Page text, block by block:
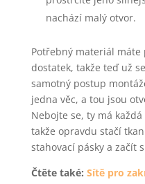
nachází malý otvor.
Potřebný materiál
dostatek, takže teď už
samotný postup
jedna věc, a tou jsou
Nebojte se, ty má
takže opravdu stačí
stahovací pásky a začít
Čtěte také: Sítě pro